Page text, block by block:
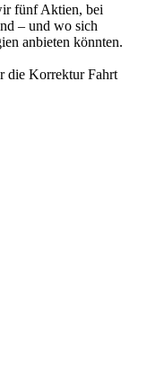
fünf Aktien, bei
– und wo sich
anbieten könnten.
die Korrektur Fahrt